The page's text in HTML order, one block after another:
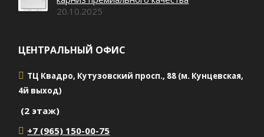
20.10.2025
ЦЕНТРАЛЬНЫЙ ОФИС
ТЦ Квадро, Кутузовский просп., 88 (м. Кунцевская,
4й выход)
(2 этаж)
+7 (965) 150-00-75